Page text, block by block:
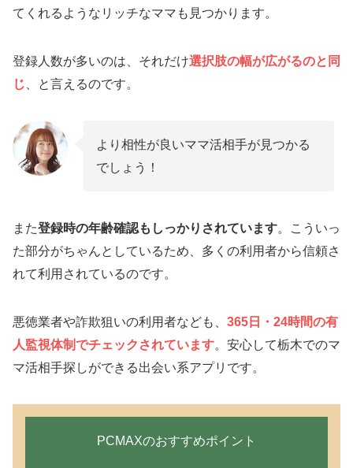
てくれるようなリッチなママも見つかります。
登録人数が多いのは、それだけ選択肢の幅が広がるのと同
じ 、と言えるのです。
より相性が良いママ活相手が見つかる
でしょう！
また登録時の年齢確認もしっかりされています。こういっ
た部分がちゃんとしているため、多くの利用者から信頼さ
れて利用されているのです。
悪徳業者や詐欺狙いの利用者なども、 365日・24時間の有
人監視体制でチェックされています。安心して栃木でのマ
マ活相手探しができる出会い系アプリです。
PCMAXのおすすめポイント